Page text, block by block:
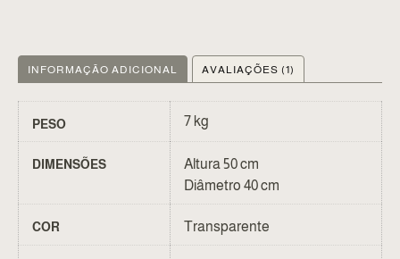
INFORMAÇÃO ADICIONAL AVALIAÇÕES (1)
PESO 7 kg
DIMENSÕES
Altura 50 cm
Diâmetro 40 cm
COR Transparente